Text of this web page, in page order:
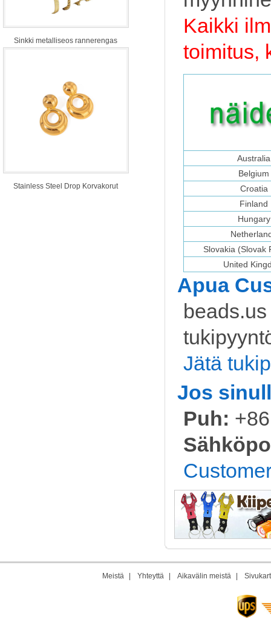
Sinkki metalliseos rannerengas
Stainless Steel Drop Korvakorut
Kaikki
toimitus,
Australia
Belgium
Croatia
Finland
Hungary
Slovakia (Slovak
United
Apua
Jätä
Jos
Puh:
Meistä | Yhteyttä | Aikavälin meistä |